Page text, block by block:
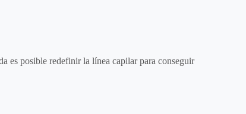
es posible redefinir la línea capilar para conseguir